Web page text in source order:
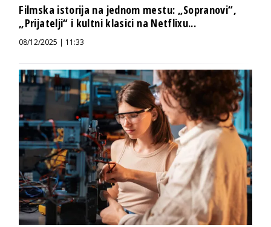
Filmska istorija na jednom mestu: „Sopranovi“,
„Prijatelji“ i kultni klasici na Netflixu...
08/12/2025 | 11:33